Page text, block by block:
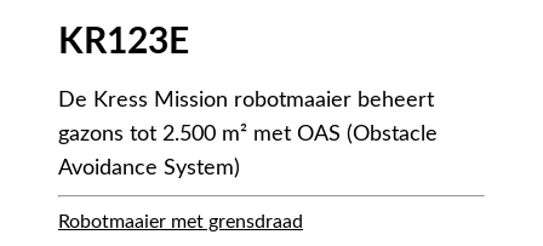
KR123E
De Kress Mission robotmaaier beheert
gazons tot 2.500 m² met OAS (Obstacle
Avoidance System)
Robotmaaier met grensdraad